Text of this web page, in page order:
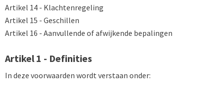
Artikel 14 - Klachtenregeling
Artikel 15 - Geschillen
Artikel 16 - Aanvullende of afwijkende bepalingen
Artikel 1 - Definities
In deze voorwaarden wordt verstaan onder: